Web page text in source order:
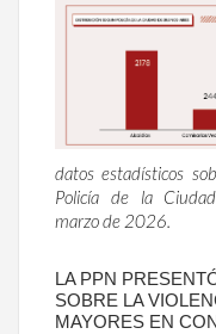
datos estadísticos
Policía de la
marzo de 2026.
LA PPN
SOBRE LA
MAYORES EN